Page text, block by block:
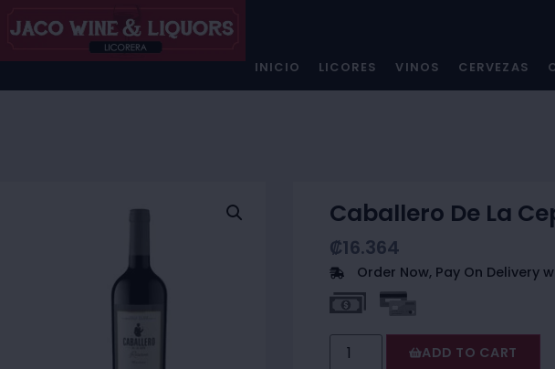
INICIO LICORES VINOS CERVEZAS
Caballero De La
₡16.364
Order Now, Pay On Delivery
ADD TO CART